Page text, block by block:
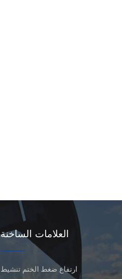
العلامات الساخنة
ارتفاع ضغط الختم تنشيط